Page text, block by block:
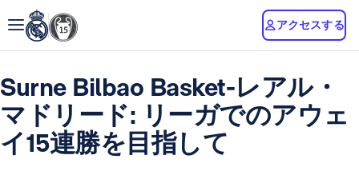
アクセスする
Surne Bilbao Basket-レアル・
マドリード: リーガでのアウェ
イ15連勝を目指して